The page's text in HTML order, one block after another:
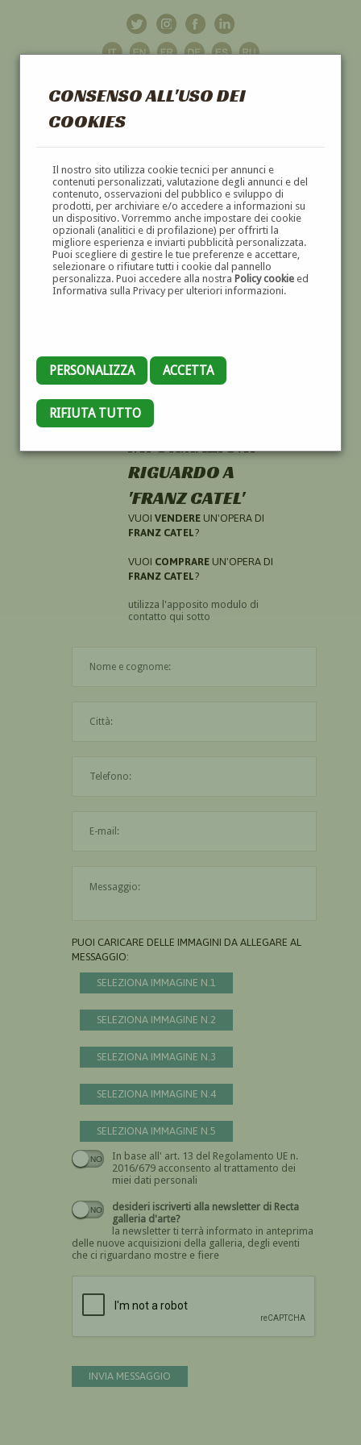
CONSENSO ALL'USO DEI
COOKIES
Il nostro sito utilizza cookie tecnici per annunci e
contenuti personalizzati, valutazione degli annunci e del
contenuto, osservazioni del pubblico e sviluppo di
prodotti, per archiviare e/o accedere a informazioni su
un dispositivo. Vorremmo anche impostare dei cookie
opzionali (analitici e di profilazione) per offrirti la
migliore esperienza e inviarti pubblicità personalizzata.
Puoi scegliere di gestire le tue preferenze e accettare,
selezionare o rifiutare tutti i cookie dal pannello
personalizza. Puoi accedere alla nostra Policy cookieed
Informativa sulla Privacy per ulteriori informazioni.
PERSONALIZZA ACCETTA
RIFIUTA TUTTO
GALLERIAD'ARTE
DIPINTI E SCULTURE '800 E '900
HAI CERCATO
INFORMAZIONI
RIGUARDO A
'FRANZ CATEL'
VUOI VENDERE UN'OPERA DI
FRANZ CATEL?
VUOI COMPRARE UN'OPERA DI
FRANZ CATEL?
utilizza l'apposito modulo di
contatto qui sotto
PUOI CARICARE DELLE IMMAGINI DA ALLEGARE AL
MESSAGGIO:
SELEZIONA IMMAGINE N.1
SELEZIONA IMMAGINE N.2
SELEZIONA IMMAGINE N.3
SELEZIONA IMMAGINE N.4
SELEZIONA IMMAGINE N.5
In base all' art. 13 del Regolamento UE n.
2016/679 acconsento al trattamento dei
miei dati personali
Devi dare il consenso
desideri iscriverti alla newsletter di Recta
galleria d'arte?
la newsletter ti terrà informato in anteprima
delle nuove acquisizioni della galleria, degli eventi
che ci riguardano mostre e fiere
INVIA MESSAGGIO